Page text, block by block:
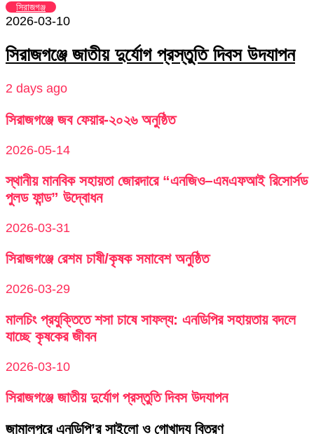
সিরাজগঞ্জ
2026-03-10
সিরাজগঞ্জে জাতীয় দুর্যোগ প্রস্তুতি দিবস উদযাপন
2 days ago
সিরাজগঞ্জে জব ফেয়ার-২০২৬ অনুষ্ঠিত
2026-05-14
স্থানীয় মানবিক সহায়তা জোরদারে “এনজিও–এমএফআই রিসোর্সড
পুলড ফান্ড” উদ্বোধন
2026-03-31
সিরাজগঞ্জে রেশম চাষী/কৃষক সমাবেশ অনুষ্ঠিত
2026-03-29
মালচিং প্রযুক্তিতে শসা চাষে সাফল্য: এনডিপির সহায়তায় বদলে
যাচ্ছে কৃষকের জীবন
2026-03-10
সিরাজগঞ্জে জাতীয় দুর্যোগ প্রস্তুতি দিবস উদযাপন
জামালপুরে এনডিপি’র সাইলো ও গোখাদ্য বিতরণ